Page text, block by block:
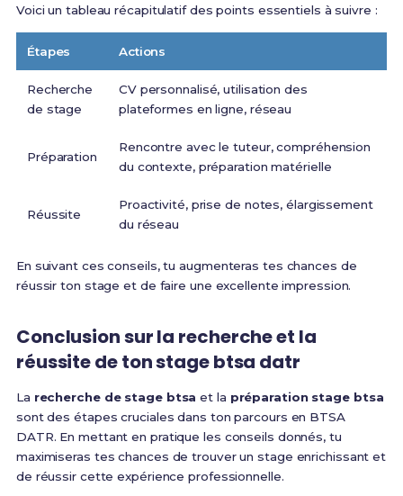
Voici un tableau récapitulatif des points essentiels à suivre :
Étapes Actions
Recherche
de stage
CV personnalisé, utilisation des
plateformes en ligne, réseau
Préparation
Rencontre avec le tuteur, compréhension
du contexte, préparation matérielle
Réussite
Proactivité, prise de notes, élargissement
du réseau
En suivant ces conseils, tu augmenteras tes chances de
réussir ton stage et de faire une excellente impression.
Conclusion sur la recherche et la
réussite de ton stage btsa datr
La recherche de stage btsa et la préparation stage btsa
sont des étapes cruciales dans ton parcours en BTSA
DATR. En mettant en pratique les conseils donnés, tu
maximiseras tes chances de trouver un stage enrichissant et
de réussir cette expérience professionnelle.